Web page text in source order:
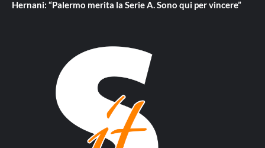
Hernani: “Palermo merita la Serie A. Sono qui per vincere”